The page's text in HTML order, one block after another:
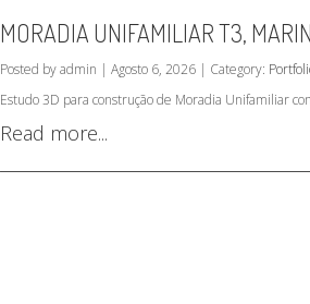
MORADIA UNIFAMILIAR T3,
Posted by admin | Agosto 6, 2026 | Category:
Estudo 3D para construção de Moradia Unifamiliar
Read more...